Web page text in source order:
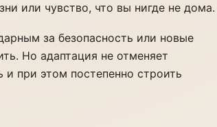
или чувство, что вы нигде не дома.
за безопасность или новые
Но адаптация не отменяет
при этом постепенно строить